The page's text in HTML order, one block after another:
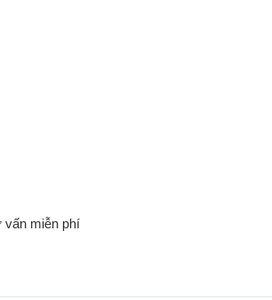
vấn miễn phí